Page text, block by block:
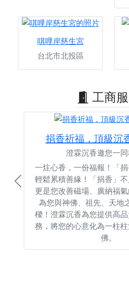
唭哩岸慈生宮
台北市北投區
工商
捐香祈福，頂級沉
澄霖沉香邀您一
一炷心香，一份福報！「
輕鬆累積善緣！「捐香」不
更是您改善磁場、廣納福
為您與神佛、祖先、天地
樑！澄霖沉香為您提供高
務，將您的心意化為一柱
佛。
Previous